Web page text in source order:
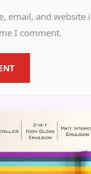
email, and website
I comment.